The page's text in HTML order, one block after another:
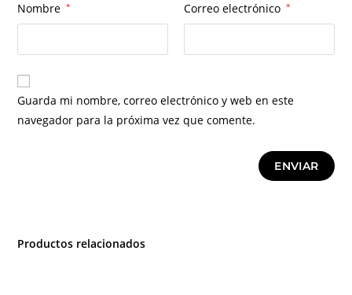
Nombre * Correo electrónico *
Guarda mi nombre, correo electrónico y web en este
navegador para la próxima vez que comente.
Productos relacionados